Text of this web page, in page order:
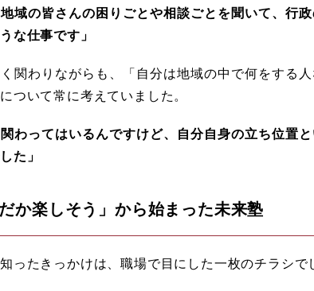
域の皆さんの困りごとや相談ごとを聞いて、行
な仕事です」
関わりながらも、「自分は地域の中で何をする
ついて常に考えていました。
わってはいるんですけど、自分自身の立ち位置
た」
だか楽しそう」から始まった未来塾
ったきっかけは、職場で目にした一枚のチラシで